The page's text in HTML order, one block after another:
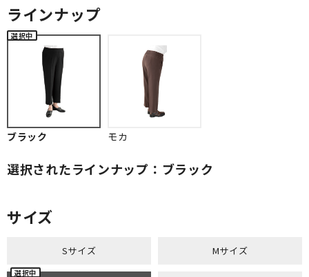
ラインナップ
ブラック モカ
選択されたラインナップ：ブラック
サイズ
Sサイズ Mサイズ